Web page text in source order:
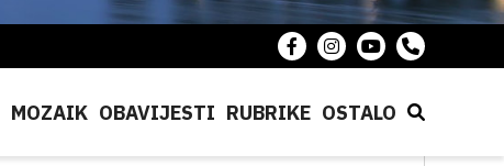
MOZAIK OBAVIJESTI RUBRIKE OSTALO